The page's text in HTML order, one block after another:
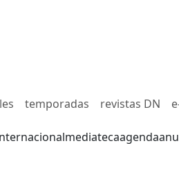
temporadas revistas DN
mediatecaagenda